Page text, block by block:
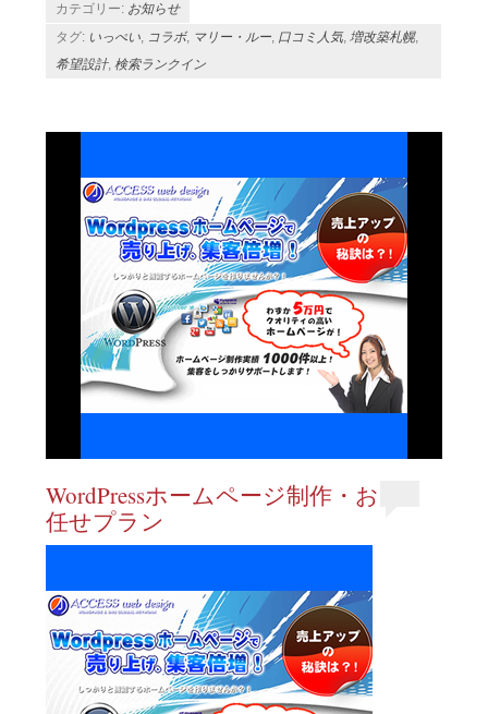
カテゴリー: お知らせ
タグ: いっぺい, コラボ, マリー・ルー, 口コミ人気,増改築札幌,
希望設計,検索ランクイン
WordPressホームページ制作・お
任せプラン